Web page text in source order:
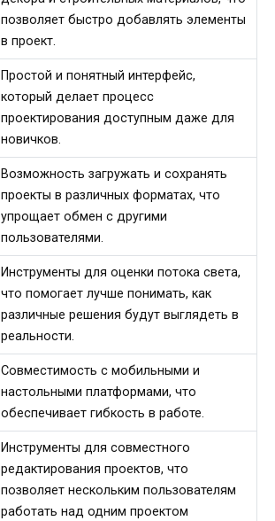
позволяет быстро добавлять элементы
в проект.
Простой и понятный интерфейс,
который делает процесс
проектирования доступным даже для
новичков.
Возможность загружать и сохранять
проекты в различных форматах, что
упрощает обмен с другими
пользователями.
Инструменты для оценки потока света,
что помогает лучше понимать, как
различные решения будут выглядеть в
реальности.
Совместимость с мобильными и
настольными платформами, что
обеспечивает гибкость в работе.
Инструменты для совместного
редактирования проектов, что
позволяет нескольким пользователям
работать над одним проектом